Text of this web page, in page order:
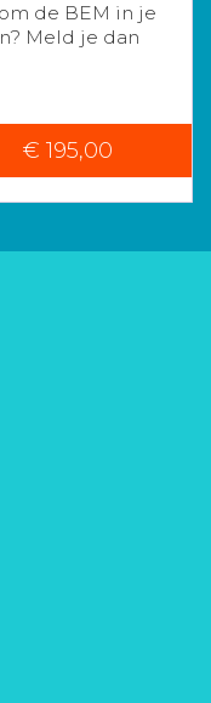
de BEM in je
Meld je dan
€ 195,00